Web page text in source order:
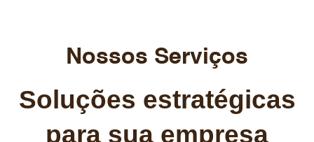
Nossos Serviços
Soluções estratégicas
para sua empresa